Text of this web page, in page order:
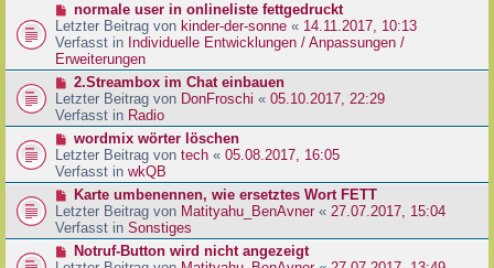
g
r
a
g
r
B
e
i
r
a
g
N
e
u
e
r
B
e
i
r
a
g
normale user in onlineliste fettgedruckt
Letzter Beitrag von kinder-der-sonne « 14.11.2017, 10:13
Verfasst in Individuelle Entwicklungen / Anpassungen /
Erweiterungen
N
e
u
e
r
B
e
t
r
a
g
2.Streambox im Chat einbauen
Letzter Beitrag von DonFroschi « 05.10.2017, 22:29
Verfasst in Radio
N
e
u
e
r
B
e
wordmix wörter löschen
Letzter Beitrag von tech « 05.08.2017, 16:05
Verfasst in wkQB
N
e
u
e
r
Karte umbenennen, wie ersetztes Wort FETT
Letzter Beitrag von Matityahu_BenAvner « 27.07.2017, 15:04
Verfasst in Sonstiges
NNotruf-Button wird nicht angezeigt